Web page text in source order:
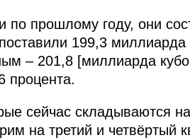
по прошлому году, они
199,3
– 201,8 [миллиарда
процента.
сейчас складываются
на третий и четвёртый